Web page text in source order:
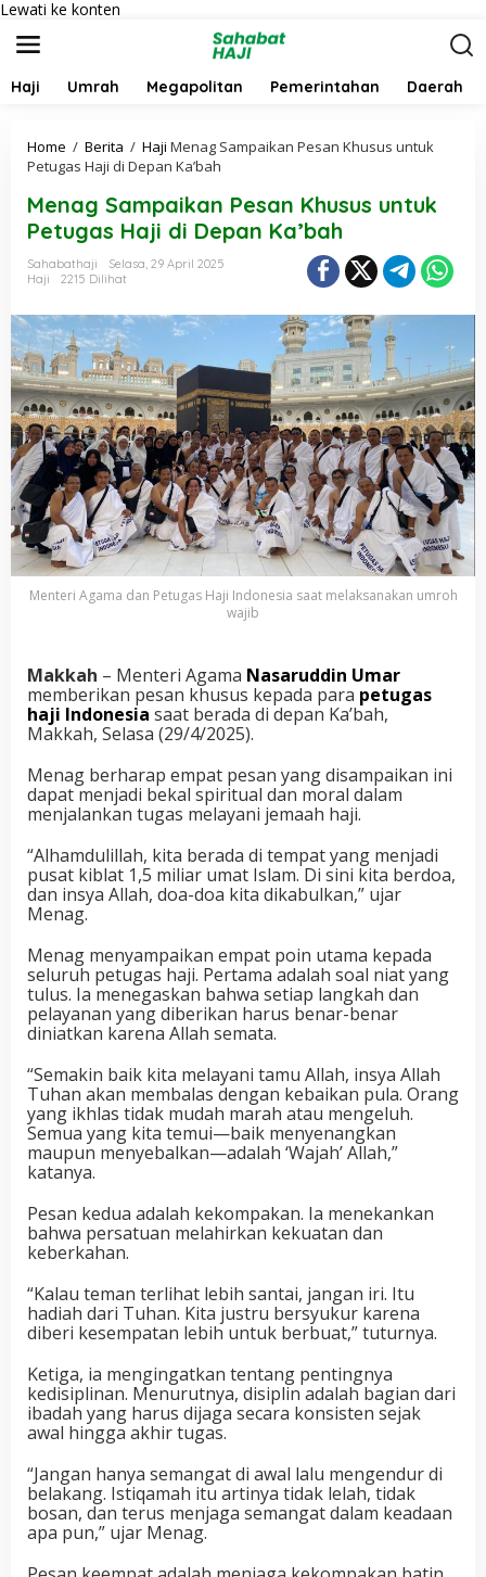
Lewati ke konten
Haji Umrah Megapolitan Pemerintahan Daerah
Home / Berita / Haji Menag Sampaikan Pesan Khusus untuk
Petugas Haji di Depan Ka’bah
Menag Sampaikan Pesan Khusus untuk
Petugas Haji di Depan Ka’bah
Sahabathaji
Selasa, 29 April 2025
Haji
2215 Dilihat
Menteri Agama dan Petugas Haji Indonesia saat melaksanakan umroh
wajib
Makkah – Menteri Agama Nasaruddin Umar
memberikan pesan khusus kepada para petugas
haji Indonesia saat berada di depan Ka’bah,
Makkah, Selasa (29/4/2025).
Menag berharap empat pesan yang disampaikan ini
dapat menjadi bekal spiritual dan moral dalam
menjalankan tugas melayani jemaah haji.
“Alhamdulillah, kita berada di tempat yang menjadi
pusat kiblat 1,5 miliar umat Islam. Di sini kita berdoa,
dan insya Allah, doa-doa kita dikabulkan,” ujar
Menag.
Menag menyampaikan empat poin utama kepada
seluruh petugas haji. Pertama adalah soal niat yang
tulus. Ia menegaskan bahwa setiap langkah dan
pelayanan yang diberikan harus benar-benar
diniatkan karena Allah semata.
“Semakin baik kita melayani tamu Allah, insya Allah
Tuhan akan membalas dengan kebaikan pula. Orang
yang ikhlas tidak mudah marah atau mengeluh.
Semua yang kita temui—baik menyenangkan
maupun menyebalkan—adalah ‘Wajah’ Allah,”
katanya.
Pesan kedua adalah kekompakan. Ia menekankan
bahwa persatuan melahirkan kekuatan dan
keberkahan.
“Kalau teman terlihat lebih santai, jangan iri. Itu
hadiah dari Tuhan. Kita justru bersyukur karena
diberi kesempatan lebih untuk berbuat,” tuturnya.
Ketiga, ia mengingatkan tentang pentingnya
kedisiplinan. Menurutnya, disiplin adalah bagian dari
ibadah yang harus dijaga secara konsisten sejak
awal hingga akhir tugas.
“Jangan hanya semangat di awal lalu mengendur di
belakang. Istiqamah itu artinya tidak lelah, tidak
bosan, dan terus menjaga semangat dalam keadaan
apa pun,” ujar Menag.